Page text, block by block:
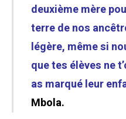
deuxième mère
terre de nos
légère, même si
que tes élèves ne
as marqué leur
Mbola.